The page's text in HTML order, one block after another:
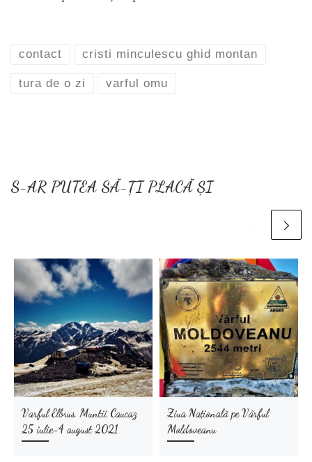
contact cristi minculescu ghid montan
tura de o zi varful omu
S-AR PUTEA SĂ-ȚI PLACĂ ȘI
Varful Elbrus, Muntii Caucaz
25 iulie-4 august 2021
Ziua Națională pe Vârful
Moldoveanu